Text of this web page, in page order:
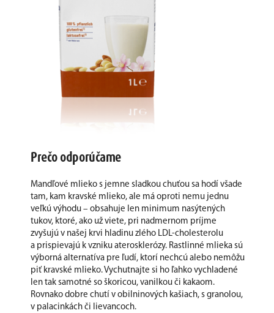
Prečo odporúčame
Mandľové mlieko s jemne sladkou chuťou sa hodí všade
tam, kam kravské mlieko, ale má oproti nemu jednu
veľkú výhodu – obsahuje len minimum nasýtených
tukov, ktoré, ako už viete, pri nadmernom príjme
zvyšujú v našej krvi hladinu zlého LDL-cholesterolu
a prispievajú k vzniku aterosklerózy. Rastlinné mlieka sú
výborná alternatíva pre ľudí, ktorí nechcú alebo nemôžu
piť kravské mlieko. Vychutnajte si ho ľahko vychladené
len tak samotné so škoricou, vanilkou či kakaom.
Rovnako dobre chutí v obilninových kašiach, s granolou,
v palacinkách či lievancoch.